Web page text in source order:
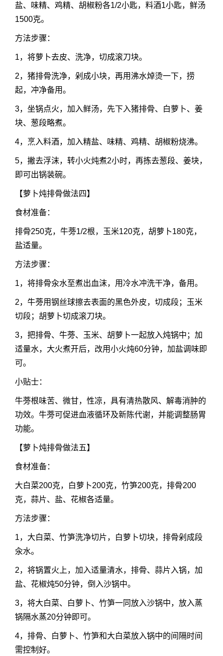
盐、味精、鸡精、胡椒粉各1/2小匙，料酒1小匙，鲜汤
1500克。
方法步骤：
1，将萝卜去皮、洗净，切成滚刀块。
2，猪排骨洗净，剁成小块，再用沸水焯烫一下，捞
起，冲净备用。
3，坐锅点火，加入鲜汤，先下入猪排骨、白萝卜、姜
块、葱段略煮。
4，烹入料酒，加入精盐、味精、鸡精、胡椒粉烧沸。
5，撇去浮沫，转小火炖煮2小时，再拣去葱段、姜块，
即可出锅装碗。
【萝卜炖排骨做法四】
食材准备：
排骨250克，牛蒡1/2根，玉米120克，胡萝卜180克，
盐适量。
方法步骤：
1，将排骨汆水至煮出血沫，用冷水冲洗干净，备用。
2，牛蒡用钢丝球擦去表面的黑色外皮，切成段；玉米
切段；胡萝卜切成滚刀块。
3，把排骨、牛蒡、玉米、胡萝卜一起放入炖锅中；加
适量水，大火煮开后，改用小火炖60分钟，加盐调味即
可。
小贴士：
牛蒡根味苦、微甘，性凉，具有清热散风、解毒消肿的
功效。牛蒡可促进血液循环及新陈代谢，并能调整肠胃
功能。
【萝卜炖排骨做法五】
食材准备：
大白菜200克，白萝卜200克，竹笋200克，排骨200
克，蒜片、盐、花椒各适量。
方法步骤：
1，大白菜、竹笋洗净切片，白萝卜切块，排骨剁成段
汆水。
2，将锅置火上，加入适量清水，排骨、蒜片入锅，加
盐、花椒炖50分钟，倒入沙锅中。
3，将大白菜、白萝卜、竹笋一同放入沙锅中，放入蒸
锅隔水蒸20分钟即可。
4，排骨、白萝卜、竹笋和大白菜放入锅中的间隔时间
需控制好。